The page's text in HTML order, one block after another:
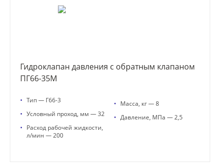
Гидроклапан давления с обратным клапаном
ПГ66-35М
• Тип — Г66-3
• Условный проход, мм — 32
• Расход рабочей жидкости,
л/мин — 200
• Масса, кг — 8
• Давление, МПа — 2,5